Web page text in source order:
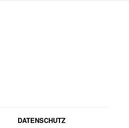
DATENSCHUTZ